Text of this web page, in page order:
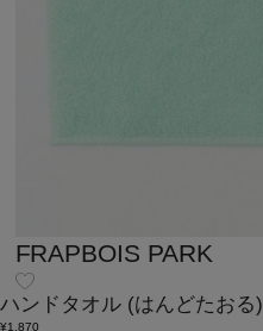
FRAPBOIS PARK
ハンドタオル (はんどたおる)
¥1,870